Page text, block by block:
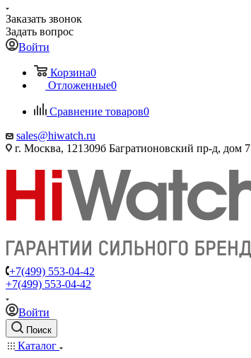
Заказать звонок
Задать вопрос
Войти
Корзина0
Отложенные0
Сравнение товаров0
sales@hiwatch.ru
г. Москва, 121309б Багратионовский пр-д, дом 7
+7(499) 553-04-42
+7(499) 553-04-42
Войти
Поиск
Каталог